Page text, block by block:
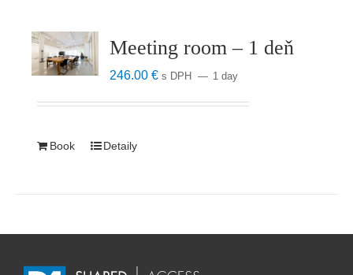
Meeting room – 1 deň
246.00€ s DPH 1 day
Book Detaily